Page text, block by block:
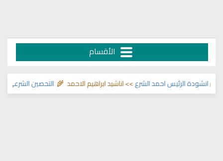
الأقسام
التحصين الشرعي للبيت الرئيس احمد الشرع>> اناشيد ابراهيم الاحمد 🌾